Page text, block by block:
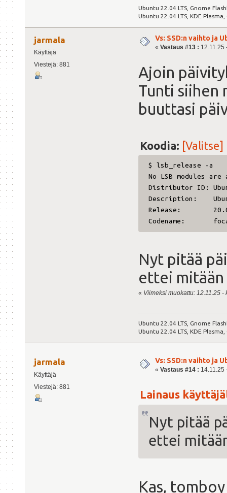
Ubuntu 22.04 LTS, Gnome
Ubuntu 22.04 LTS, KDE
jarmala
Käyttäjä
Viestejä: 881
Vs: SSD:n vaihto ja
« Vastaus #13 : 12.11.25
Ajoin
Tunti siihen
buuttasi
Koodia: [Valitse]
$ lsb_release -a
No LSB modules
Distributor ID:
Description:
Release:
Codename:
Nyt pitää
ettei mitään
« Viimeksi muokattu: 12.11.25
Ubuntu 22.04 LTS, Gnome
Ubuntu 22.04 LTS, KDE
jarmala
Käyttäjä
Viestejä: 881
Vs: SSD:n vaihto ja
« Vastaus #14 : 14.11.25
Lainaus
Nyt pitää
ettei
Kas,